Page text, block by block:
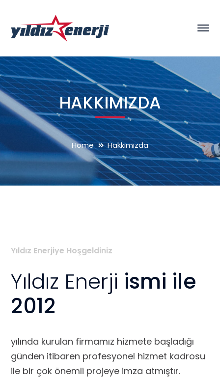
HAKKIMIZDA
Home Hakkımızda
Yıldız Enerjiye Hoşgeldiniz
Yıldız Enerji ismi ile
2012
yılında kurulan firmamız hizmete başladığı
günden itibaren profesyonel hizmet kadrosu
ile bir çok önemli projeye imza atmıştır.